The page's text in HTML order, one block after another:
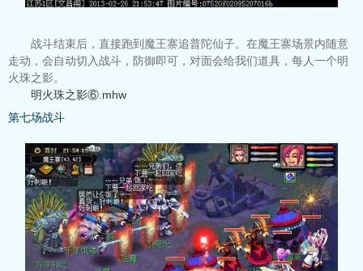
战斗结束后，直接跑到魔王寨追普陀仙子。在魔王寨场景内随意
走动，会自动切入战斗，防御即可，对面会给我们道具，每人一个明
火珠之影。
明火珠之影⑥.mhw
第七场战斗